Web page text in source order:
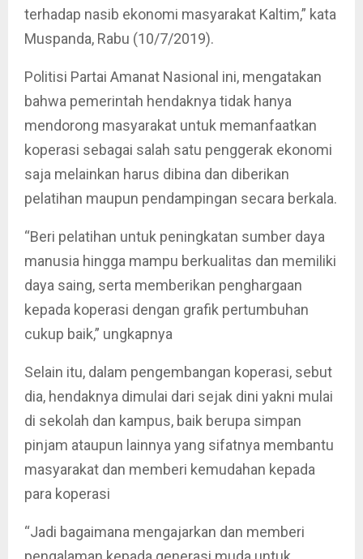
terhadap nasib ekonomi masyarakat Kaltim,” kata
Muspanda, Rabu (10/7/2019).
Politisi Partai Amanat Nasional ini, mengatakan
bahwa pemerintah hendaknya tidak hanya
mendorong masyarakat untuk memanfaatkan
koperasi sebagai salah satu penggerak ekonomi
saja melainkan harus dibina dan diberikan
pelatihan maupun pendampingan secara berkala.
“Beri pelatihan untuk peningkatan sumber daya
manusia hingga mampu berkualitas dan memiliki
daya saing, serta memberikan penghargaan
kepada koperasi dengan grafik pertumbuhan
cukup baik,” ungkapnya
Selain itu, dalam pengembangan koperasi, sebut
dia, hendaknya dimulai dari sejak dini yakni mulai
di sekolah dan kampus, baik berupa simpan
pinjam ataupun lainnya yang sifatnya membantu
masyarakat dan memberi kemudahan kepada
para koperasi
“Jadi bagaimana mengajarkan dan memberi